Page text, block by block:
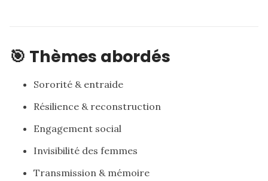
🎯 Thèmes abordés
Sororité & entraide
Résilience & reconstruction
Engagement social
Invisibilité des femmes
Transmission & mémoire